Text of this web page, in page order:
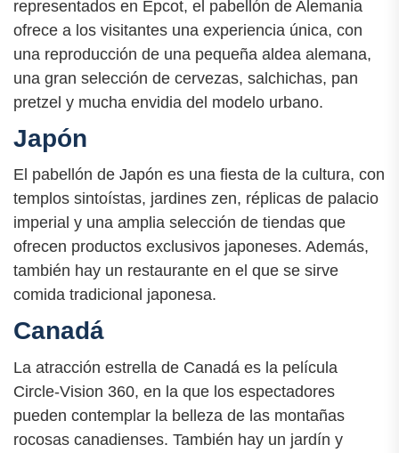
representados en Epcot, el pabellón de Alemania
ofrece a los visitantes una experiencia única, con
una reproducción de una pequeña aldea alemana,
una gran selección de cervezas, salchichas, pan
pretzel y mucha envidia del modelo urbano.
Japón
El pabellón de Japón es una fiesta de la cultura, con
templos sintoístas, jardines zen, réplicas de palacio
imperial y una amplia selección de tiendas que
ofrecen productos exclusivos japoneses. Además,
también hay un restaurante en el que se sirve
comida tradicional japonesa.
Canadá
La atracción estrella de Canadá es la película
Circle-Vision 360, en la que los espectadores
pueden contemplar la belleza de las montañas
rocosas canadienses. También hay un jardín y